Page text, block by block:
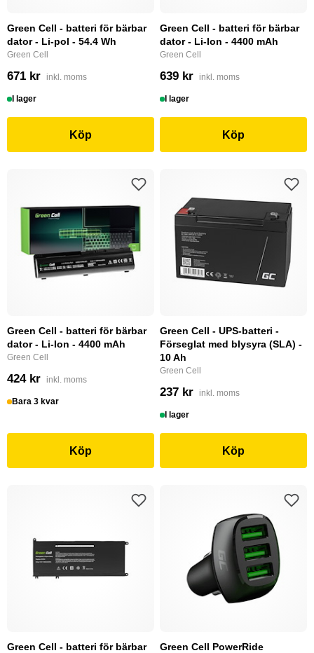
Green Cell - batteri för bärbar
dator - Li-pol - 54.4 Wh
Green Cell
671 kr inkl. moms
I lager
Köp
Green Cell - batteri för bärbar
dator - Li-Ion - 4400 mAh
Green Cell
639 kr inkl. moms
I lager
Köp
Green Cell - batteri för bärbar
dator - Li-Ion - 4400 mAh
Green Cell
424 kr inkl. moms
Bara 3 kvar
Köp
Green Cell - UPS-batteri -
Förseglat med blysyra (SLA) -
10 Ah
Green Cell
237 kr inkl. moms
I lager
Köp
Green Cell - batteri för bärbar
Green Cell PowerRide